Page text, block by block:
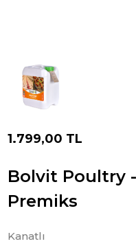
1.799,00 TL
Bolvit Poultry
Premiks
Kanatlı